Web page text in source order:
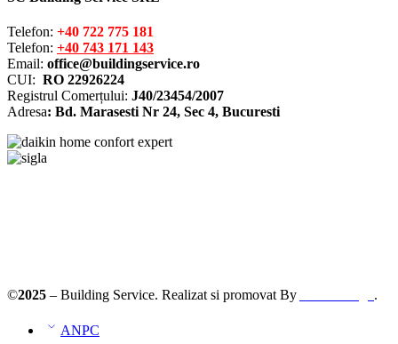
Telefon: +40 722 775 181
Telefon: +40 743 171 143
Email: office@buildingservice.ro
CUI: RO 22926224
Registrul Comerțului: J40/23454/2007
Adresa: Bd. Marasesti Nr 24, Sec 4, Bucuresti
©2025 – Building Service. Realizat si promovat By .
ANPC